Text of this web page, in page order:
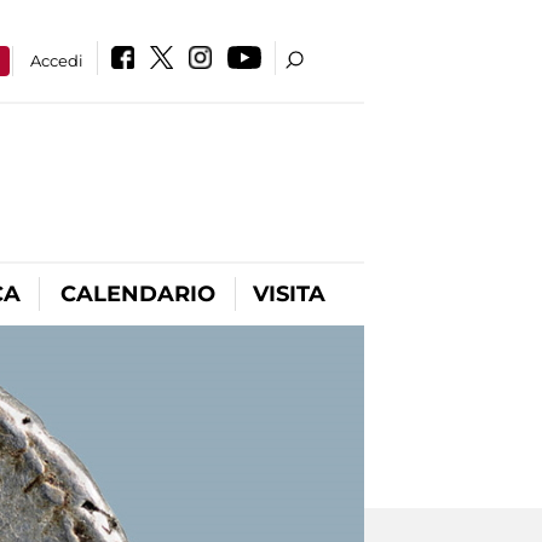
Accedi
CALENDARIO VISITA